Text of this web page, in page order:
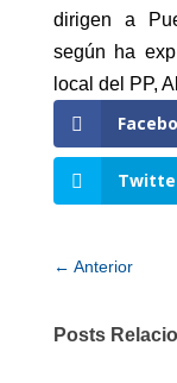
dirigen a
según ha
local del PP,
← Anterior
Posts